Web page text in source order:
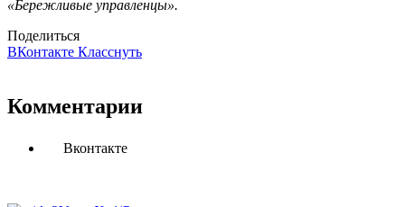
«Бережливые управленцы».
Поделиться
ВКонтакте Класснуть
Комментарии
Вконтакте